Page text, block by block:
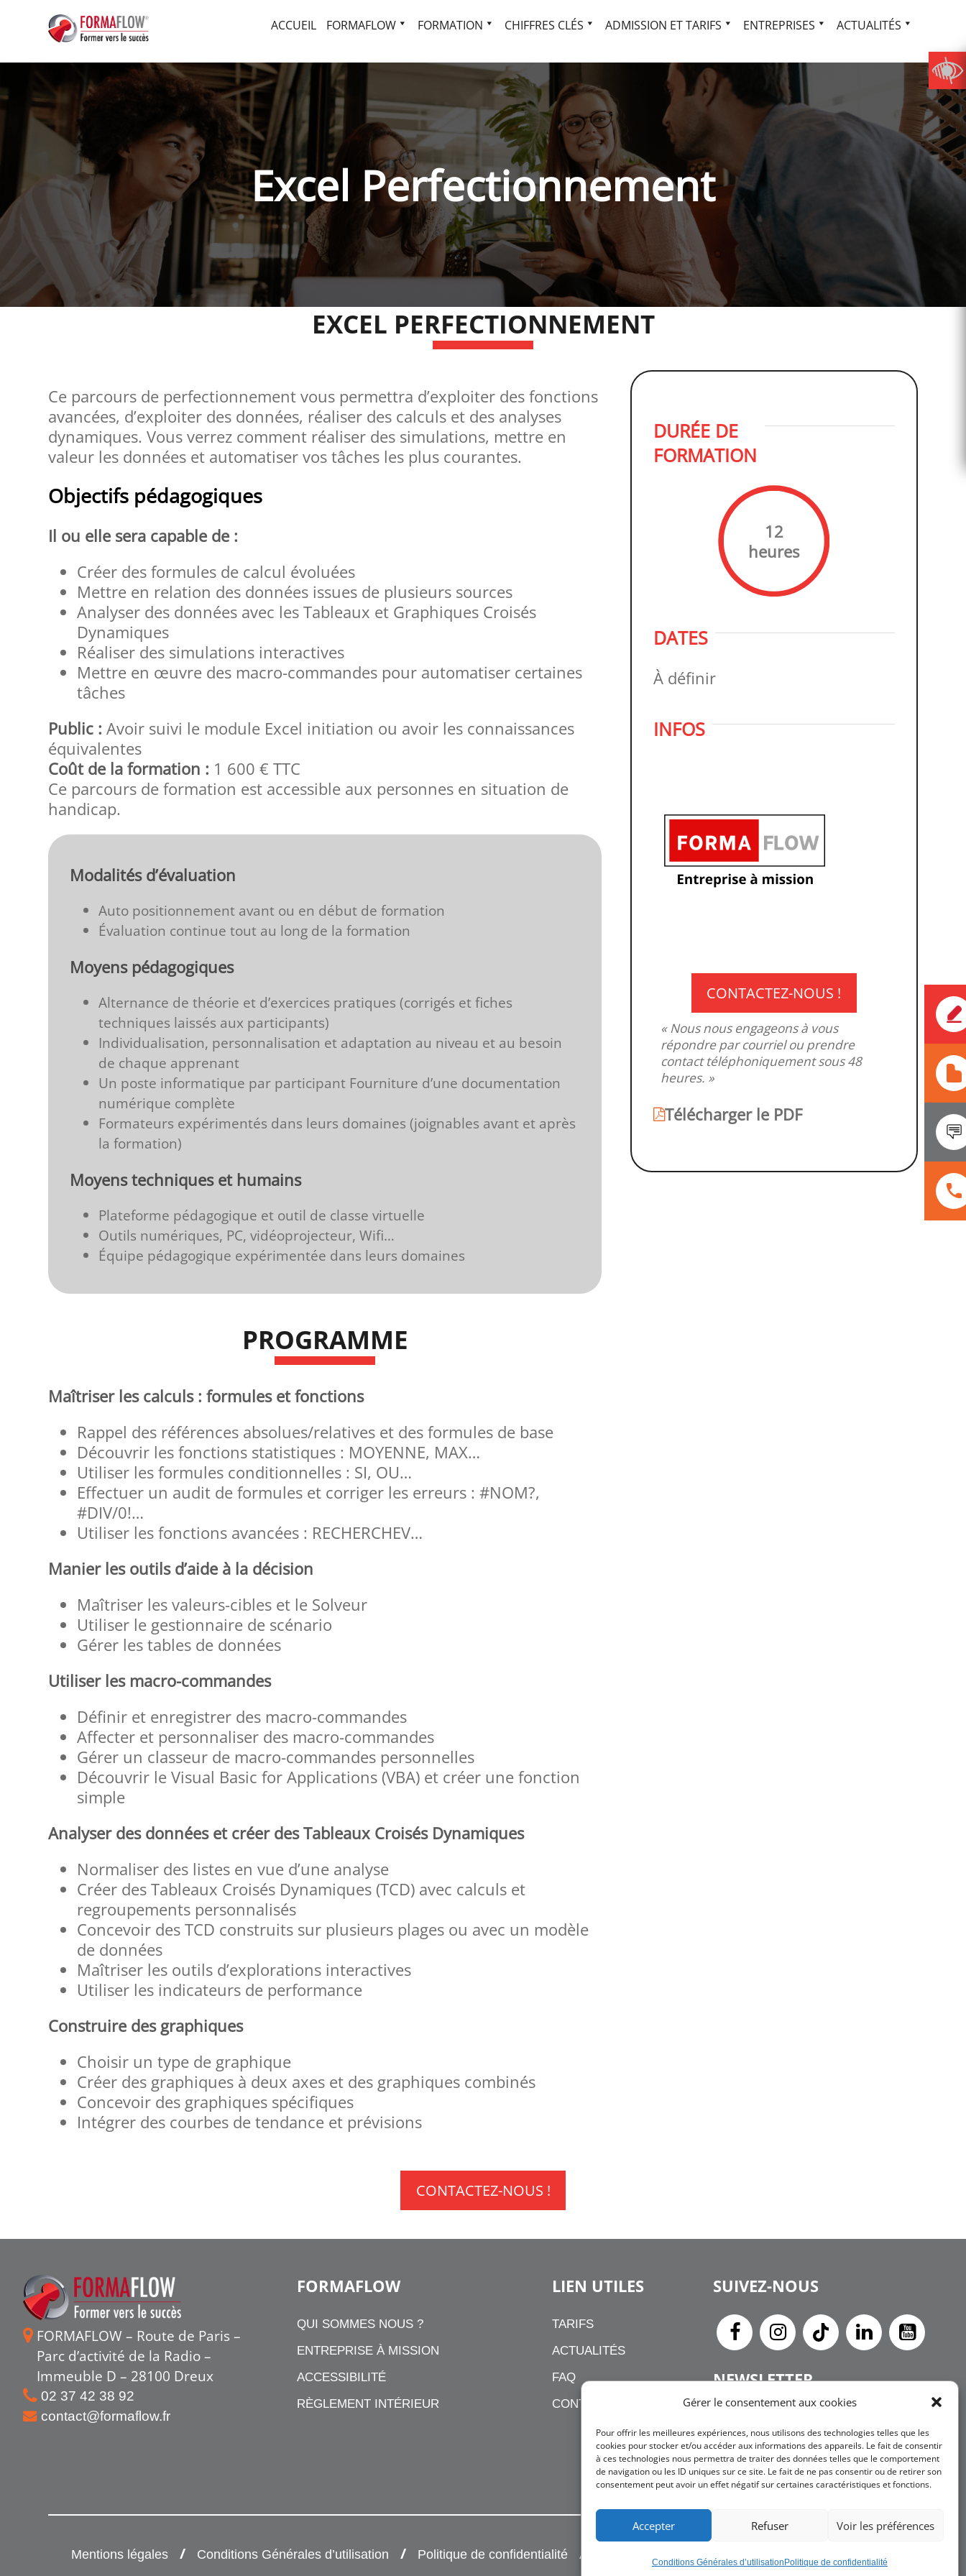
Gérer le consentement aux cookies
Pour offrir les meilleures expériences, nous utilisons des technologies telles que les
cookies pour stocker et/ou accéder aux informations des appareils. Le fait de consentir
à ces technologies nous permettra de traiter des données telles que le comportement
de navigation ou les ID uniques sur ce site. Le fait de ne pas consentir ou de retirer son
consentement peut avoir un effet négatif sur certaines caractéristiques et fonctions.
Accepter Refuser Voir les préférences
Conditions Générales d’utilisation Politique de confidentialité
ACCUEIL FORMAFLOW FORMATION CHIFFRES CLÉS ADMISSION ET TARIFS ENTREPRISES ACTUALITÉS
Excel Perfectionnement
EXCEL PERFECTIONNEMENT
Ce parcours de perfectionnement vous permettra d’exploiter des fonctions
avancées, d’exploiter des données, réaliser des calculs et des analyses
dynamiques. Vous verrez comment réaliser des simulations, mettre en
valeur les données et automatiser vos tâches les plus courantes.
Objectifs pédagogiques
Il ou elle sera capable de :
Créer des formules de calcul évoluées
Mettre en relation des données issues de plusieurs sources
Analyser des données avec les Tableaux et Graphiques Croisés
Dynamiques
Réaliser des simulations interactives
Mettre en œuvre des macro-commandes pour automatiser certaines
tâches
Public : Avoir suivi le module Excel initiation ou avoir les connaissances
équivalentes
Coût de la formation : 1 600 € TTC
Ce parcours de formation est accessible aux personnes en situation de
handicap.
Modalités d’évaluation
Auto positionnement avant ou en début de formation
Évaluation continue tout au long de la formation
Moyens pédagogiques
Alternance de théorie et d’exercices pratiques (corrigés et fiches
techniques laissés aux participants)
Individualisation, personnalisation et adaptation au niveau et au besoin
de chaque apprenant
Un poste informatique par participant Fourniture d’une documentation
numérique complète
Formateurs expérimentés dans leurs domaines (joignables avant et après
la formation)
Moyens techniques et humains
Plateforme pédagogique et outil de classe virtuelle
Outils numériques, PC, vidéoprojecteur, Wifi…
Équipe pédagogique expérimentée dans leurs domaines
PROGRAMME
Maîtriser les calculs : formules et fonctions
Rappel des références absolues/relatives et des formules de base
Découvrir les fonctions statistiques : MOYENNE, MAX…
Utiliser les formules conditionnelles : SI, OU…
Effectuer un audit de formules et corriger les erreurs : #NOM?,
#DIV/0!…
Utiliser les fonctions avancées : RECHERCHEV…
Manier les outils d’aide à la décision
Maîtriser les valeurs-cibles et le Solveur
Utiliser le gestionnaire de scénario
Gérer les tables de données
Utiliser les macro-commandes
Définir et enregistrer des macro-commandes
Affecter et personnaliser des macro-commandes
Gérer un classeur de macro-commandes personnelles
Découvrir le Visual Basic for Applications (VBA) et créer une fonction
simple
Analyser des données et créer des Tableaux Croisés Dynamiques
Normaliser des listes en vue d’une analyse
Créer des Tableaux Croisés Dynamiques (TCD) avec calculs et
regroupements personnalisés
Concevoir des TCD construits sur plusieurs plages ou avec un modèle
de données
Maîtriser les outils d’explorations interactives
Utiliser les indicateurs de performance
Construire des graphiques
Choisir un type de graphique
Créer des graphiques à deux axes et des graphiques combinés
Concevoir des graphiques spécifiques
Intégrer des courbes de tendance et prévisions
DURÉE DE
FORMATION
12
heures
DATES
À définir
INFOS
CONTACTEZ-NOUS !
« Nous nous engageons à vous
répondre par courriel ou prendre
contact téléphoniquement sous 48
heures. »
Télécharger le PDF
CONTACTEZ-NOUS !
FORMAFLOW – Route de Paris –
Parc d’activité de la Radio –
Immeuble D – 28100 Dreux
02 37 42 38 92
contact@formaflow.fr
FORMAFLOW
QUI SOMMES NOUS ?
ENTREPRISE À MISSION
ACCESSIBILITÉ
RÈGLEMENT INTÉRIEUR
LIEN UTILES
TARIFS
ACTUALITÉS
FAQ
CONTACT
SUIVEZ-NOUS
NEWSLETTER
JE
M'INSCRIS
Mentions légales Conditions Générales d’utilisation Politique de confidentialité